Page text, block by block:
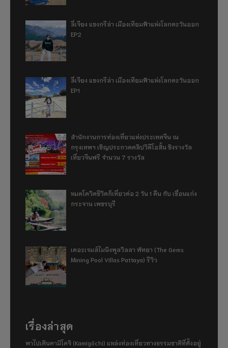
ลี่เจียง แชงกรีล่า เมืองเทียมฟ้าแห่งโลกตะวันออก
EP2
ลี่เจียง แชงกรีล่า เมืองเทียมฟ้าแห่งโลกตะวันออก
EP1
สำนักงานการท่องเที่ยวแห่งประเทศจีน ณ
กรุงเทพฯ เชิญประกวดคลิปวิดีโอสั้น ชิงรางวัล
เที่ยวจีนฟรี จำนวน 7 รางวัล
หมดโควิดชีวิตก็เที่ยวต่อ 2 วัน 1 คืน กับ เขื่อนแก่ง
กระจาน เพชรบุรี
เดอะเจมส์ไมนิงพูลวิลลา พัทยา (The Gems
Mining Pool Villas Pattaya) รีวิว
เรื่องล่าสุด
พาไปเดินคามิโคจิ (Kamigōchi) แหล่งท่องเที่ยวทางธรรมชาติที่ตั้งอยู่